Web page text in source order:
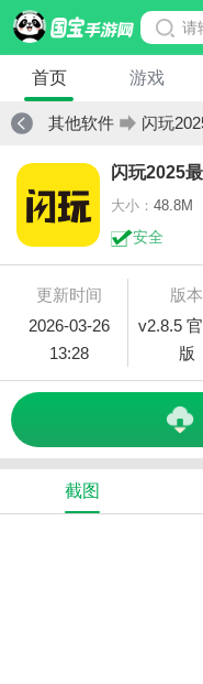
首页 游戏
其他软件 闪玩
闪玩2025
大小： 48.8M
安全
更新时间
2026-03-26
13:28
版本
v2.8.5
版
截图